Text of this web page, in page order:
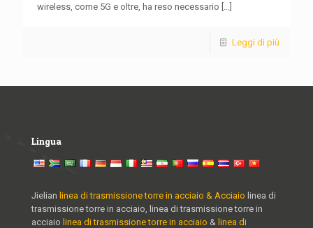
wireless, come 5G e oltre, ha reso necessario
Leggi di più
Lingua
Jielian linea di trasmissione torre in acciaio & Acciaio linea di
trasmissione torre in acciaio, linea di trasmissione torre in
acciaio linea di trasmissione torre in acciaio & linea di